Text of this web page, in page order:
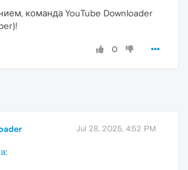
команда YouTube Downloader
0
Jul 28, 2025, 4:52 PM
: